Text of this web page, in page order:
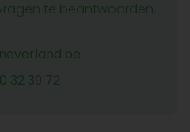
te beantwoorden.
32 39 72